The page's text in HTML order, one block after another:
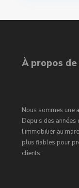
À propos de
Nous sommes une
Depuis des années
l’immobilier au
plus fiables pour
clients.